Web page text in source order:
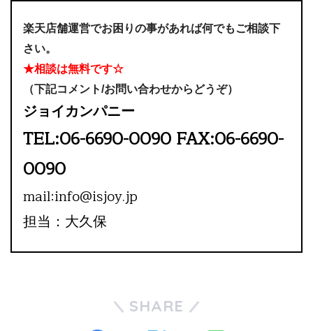
楽天店舗運営でお困りの事があれば何でもご相談下
さい。
★相談は無料です☆
（下記コメント/お問い合わせからどうぞ）
ジョイカンパニー
TEL:06-6690-0090 FAX:06-6690-
0090
mail:info@isjoy.jp
担当：大久保
SHARE